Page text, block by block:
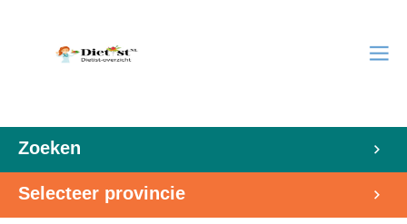
Zoeken
Selecteer provincie